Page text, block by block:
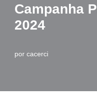
conteúdo
Campanha
2024
por cacerci